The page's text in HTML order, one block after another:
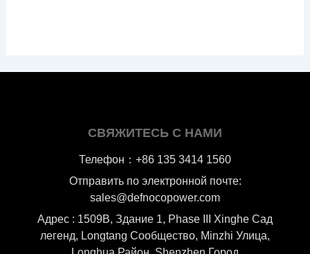
СВЯЖИТЕСЬ С НАМИ
Телефон：+86 135 3414 1560
Отправить по электронной почте:
sales@defnocopower.com
Адрес : 1509B, Здание 1, Phase III Xinghe Сад
легенд, Longtang Cообщество, Minzhi Улица,